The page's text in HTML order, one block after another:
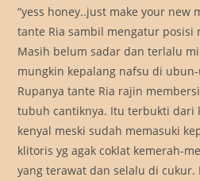
“yess honey..just make your new
tante Ria sambil mengatur posisi
Masih belum sadar dan terlalu
mungkin kepalang nafsu di
Rupanya tante Ria rajin
tubuh cantiknya. Itu terbukti dari
kenyal meski sudah memasuki
klitoris yg agak coklat kemerah-
yang terawat dan selalu di cukur.